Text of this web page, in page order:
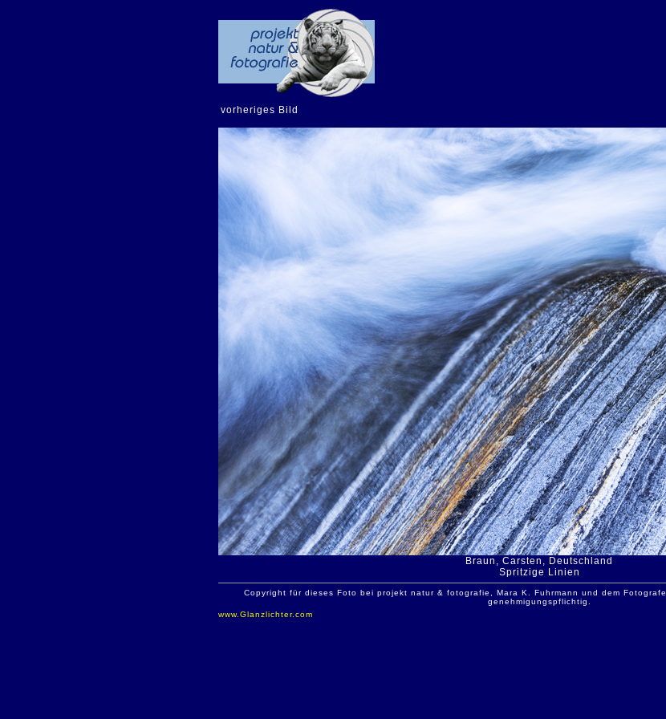
vorheriges Bild
Braun, Carsten, Deutschland
Spritzige Linien
Copyright für dieses Foto bei projekt natur & fotografie, Mara K. Fuhrmann und dem
genehmigungspflichtig.
www.Glanzlichter.com